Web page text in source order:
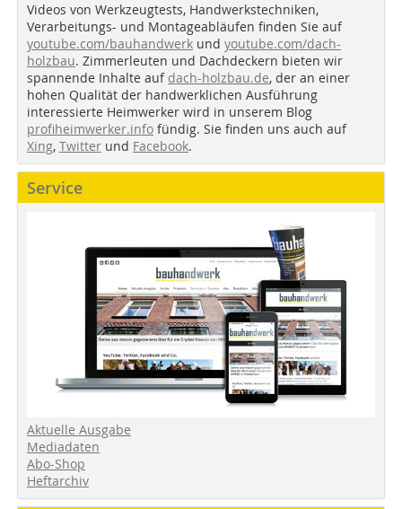
Videos von Werkzeugtests, Handwerkstechniken,
Verarbeitungs- und Montageabläufen finden Sie auf
youtube.com/bauhandwerk und youtube.com/dach-
holzbau. Zimmerleuten und Dachdeckern bieten wir
spannende Inhalte auf dach-holzbau.de, der an einer
hohen Qualität der handwerklichen Ausführung
interessierte Heimwerker wird in unserem Blog
profiheimwerker.info fündig. Sie finden uns auch auf
Xing, Twitter und Facebook.
Service
Aktuelle Ausgabe
Mediadaten
Abo-Shop
Heftarchiv